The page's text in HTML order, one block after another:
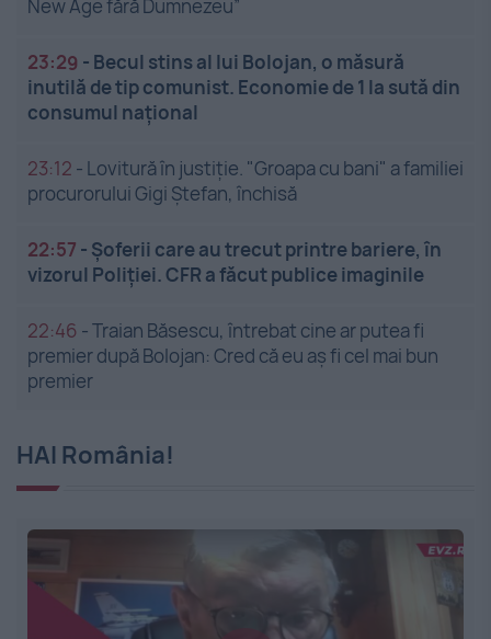
New Age fără Dumnezeu”
23:29 - Becul stins al lui Bolojan, o măsură
inutilă de tip comunist. Economie de 1 la sută din
consumul național
23:12 - Lovitură în justiție. "Groapa cu bani" a familiei
procurorului Gigi Ștefan, închisă
22:57 - Șoferii care au trecut printre bariere, în
vizorul Poliției. CFR a făcut publice imaginile
22:46 -Traian Băsescu, întrebat cine ar putea fi
premier după Bolojan: Cred că eu aș fi cel mai bun
premier
HAI România!